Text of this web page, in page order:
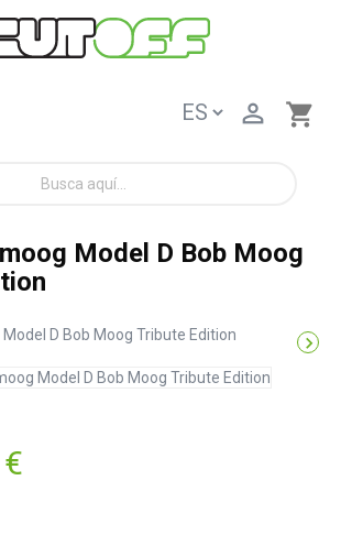
shopping_cart

Model D Bob Moog
